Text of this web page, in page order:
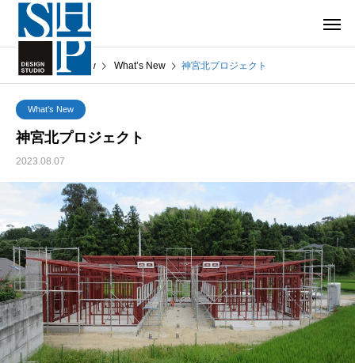
What’s New What’s New 神宮北プロジェクト
What’s New
神宮北プロジェクト
2023.08.07